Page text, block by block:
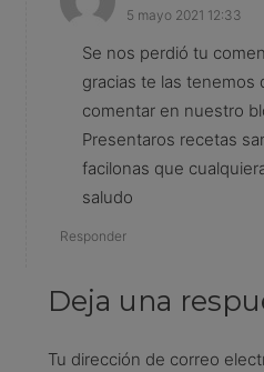
5 mayo 2021 12:33
Se nos perdió tu
gracias te las tenemos
comentar en nuestro
Presentaros recetas
facilonas que
saludo
Responder
Deja una
Tu dirección de correo